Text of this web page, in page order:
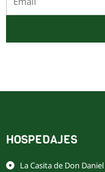
HOSPEDAJES
La Casita de Don Daniel